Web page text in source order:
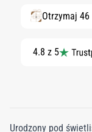
Otrzymaj
4.8 z 5
Urodzony pod